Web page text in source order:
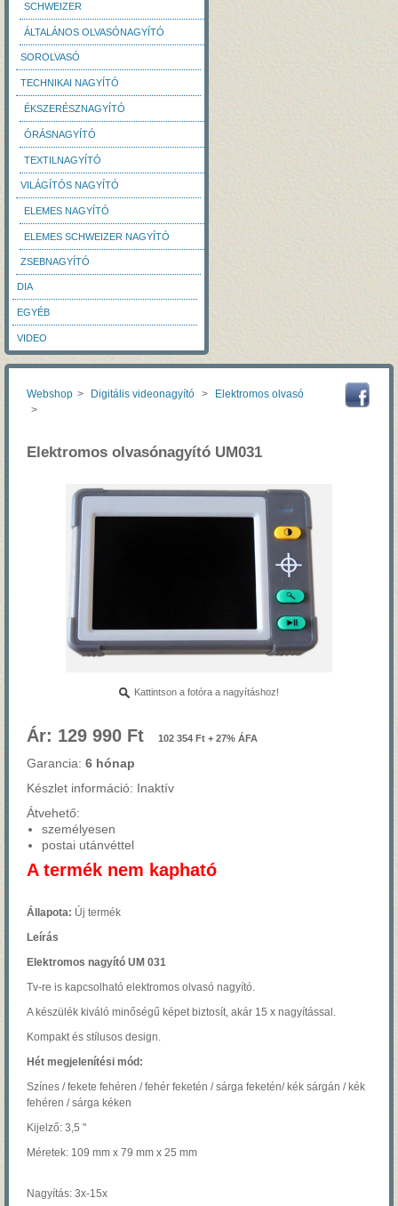
SCHWEIZER
ÁLTALÁNOS OLVASÓNAGYÍTÓ
SOROLVASÓ
TECHNIKAI NAGYÍTÓ
ÉKSZERÉSZNAGYÍTÓ
ÓRÁSNAGYÍTÓ
TEXTILNAGYÍTÓ
VILÁGÍTÓS NAGYÍTÓ
ELEMES NAGYÍTÓ
ELEMES SCHWEIZER NAGYÍTÓ
ZSEBNAGYÍTÓ
DIA
EGYÉB
VIDEO
Webshop > Digitális videonagyító >
Elektromos olvasó
>
Elektromos olvasónagyító UM031
Kattintson a fotóra a nagyításhoz!
Ár: 129 990 Ft 102 354 Ft + 27% ÁFA
Garancia: 6 hónap
Készlet információ: Inaktív
Átvehető:
személyesen
postai utánvéttel
A termék nem kapható
Állapota: Új termék
Leírás
Elektromos nagyító UM 031
Tv-re is kapcsolható elektromos olvasó nagyító.
A készülék kiváló minőségű képet biztosít, akár 15 x nagyítással.
Kompakt és stílusos design.
Hét megjelenítési mód:
Színes / fekete fehéren / fehér feketén / sárga feketén/ kék sárgán / kék
fehéren / sárga kéken
Kijelző: 3,5 "
Méretek: 109 mm x 79 mm x 25 mm
Nagyítás: 3x-15x